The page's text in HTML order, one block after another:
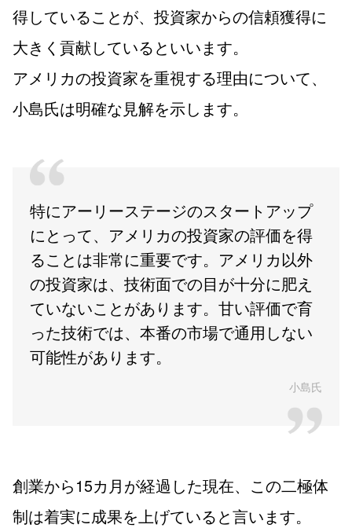
得していることが、投資家からの信頼獲得に
大きく貢献しているといいます。
アメリカの投資家を重視する理由について、
小島氏は明確な見解を示します。
特にアーリーステージのスタートアップ
にとって、アメリカの投資家の評価を得
ることは非常に重要です。アメリカ以外
の投資家は、技術面での目が十分に肥え
ていないことがあります。甘い評価で育
った技術では、本番の市場で通用しない
可能性があります。
小島氏
創業から15カ月が経過した現在、この二極体
制は着実に成果を上げていると言います。